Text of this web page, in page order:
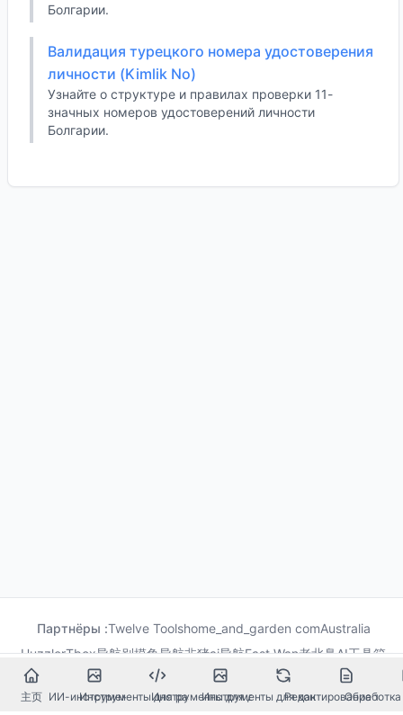
Болгарии.
Валидация турецкого номера удостоверения
личности (Kimlik No)
Узнайте о структуре и правилах проверки 11-
значных номеров удостоверений личности
Болгарии.
Партнёры :Twelve Toolshome_and_garden comAustralia
HuzzlerTbox导航别摸鱼导航非猪ai导航Fast Wan老北鼻AI工具箱
果汁导航
龙喵导航
主页 ИИ-инструменты
Инструменты для разработки
Инструменты для дизайна
Инструменты для конвертации
Редактирование